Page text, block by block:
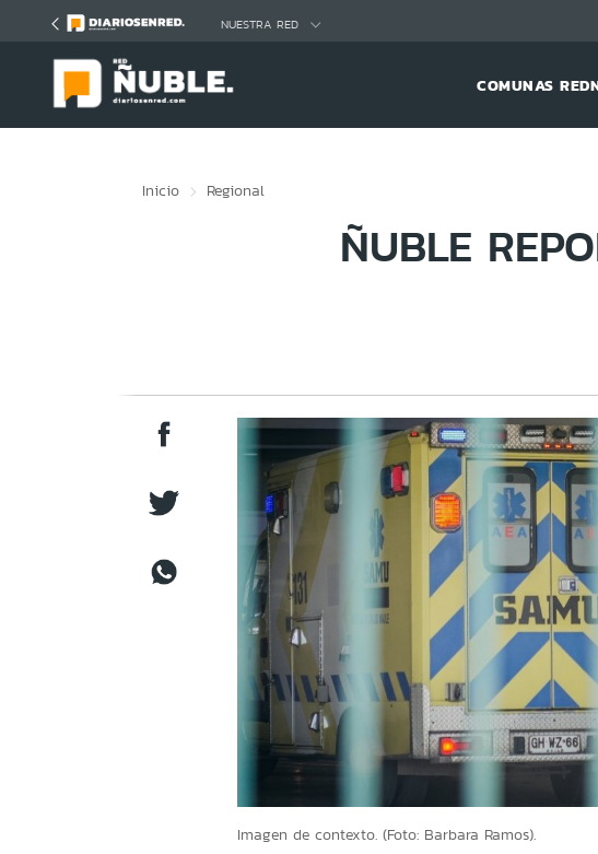
NUESTRA RED
COMUNAS
Inicio Regional
ÑUBLE
Imagen de contexto. (Foto: Barbara Ramos).